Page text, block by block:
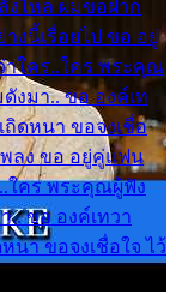
ไหล ผมขอฝาก
งนี้เรื่อยไป ขอ อยู่
าใคร..ใคร พระคุณ
งมา.. ขอ องค์เท
ดหนา ขอจงเชื่อ
พลง ขอ อยู่คู่แฟน
..ใคร พระคุณผู้ฟัง
.. ขอ องค์เทวา
า ขอจงเชื่อใจ ไว้